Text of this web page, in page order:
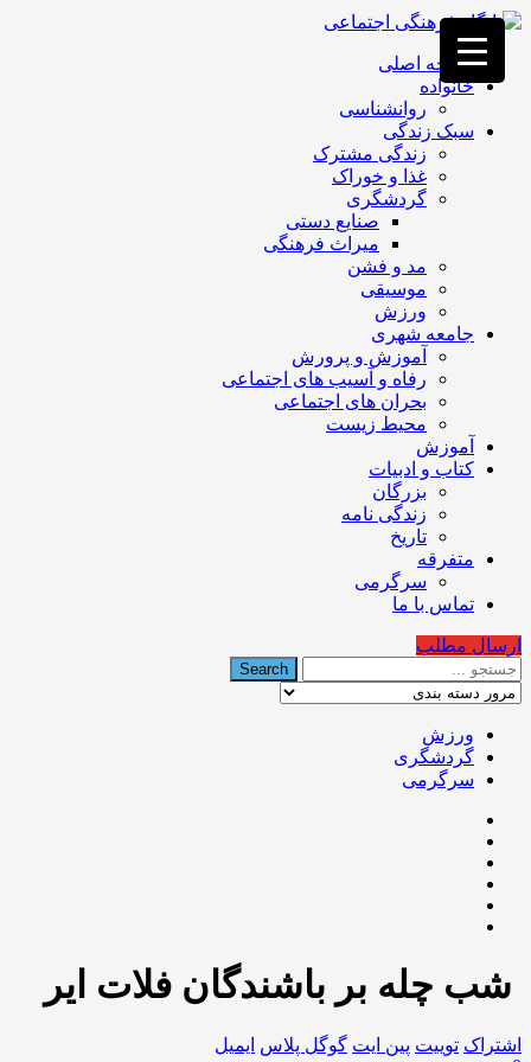
فصد
خون
غرب
تهران
خشکشویی
تصفیه
تهران
صفحه اصلی
خانواده
روانشناسی
سبک زندگی
زندگی مشترک
غذا و خوراک
گردشگری
صنایع دستی
میراث فرهنگی
مد و فشن
موسیقی
ورزش
جامعه شهری
آموزش و پرورش
رفاه و آسیب های اجتماعی
بحران های اجتماعی
محیط زیست
آموزش
کتاب و ادبیات
بزرگان
زندگی نامه
تاریخ
متفرقه
سرگرمی
تماس با ما
ارسال مطلب
ورزش
گردشگری
سرگرمی
️ شب چله بر باشندگان فلات ایر
اشتراک توییت پین ایت گوگل‌ پلاس ایمیل